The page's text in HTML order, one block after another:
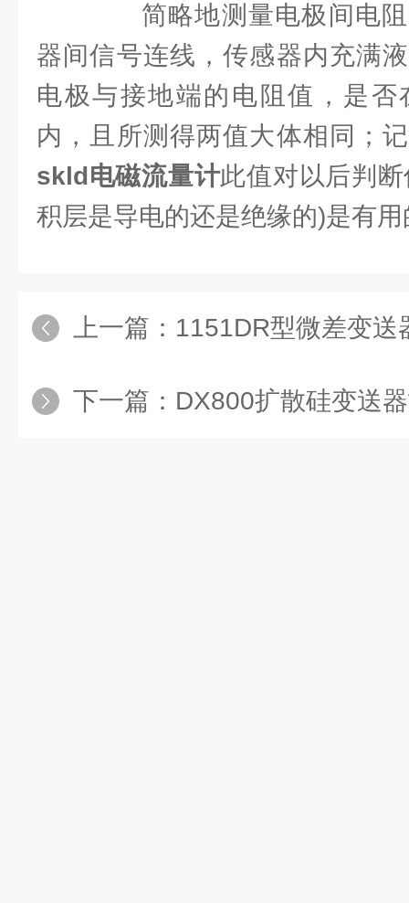
简略地测量电极间电阻
器间信号连线，传感器内充满
电极与接地端的电阻值，是
内，且所测得两值大体相同；
skld电磁流量计此值对以后判
积层是导电的还是绝缘的)是有用
上一篇： 1151DR型微差变送器的外
下一篇： DX800扩散硅变送